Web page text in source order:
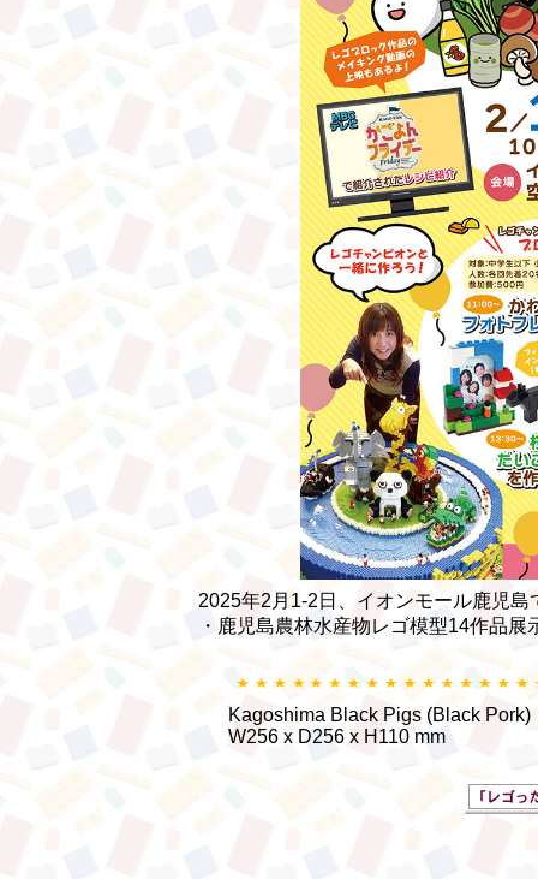
2025年2月1-2日、イオンモール鹿児
・鹿児島農林水産物レゴ模型14作品
Kagoshima Black Pigs (Black Pork)
W256 x D256 x H110 mm